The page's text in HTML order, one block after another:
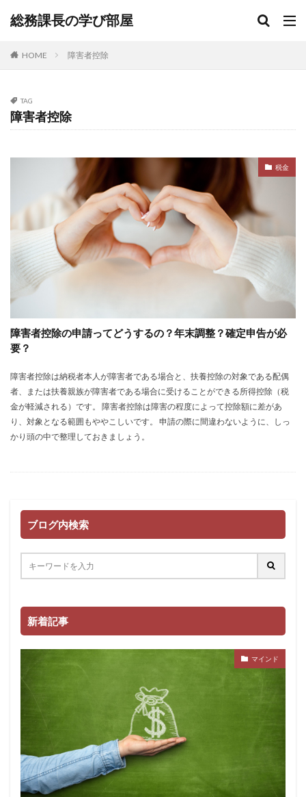
総務課長の学び部屋
HOME 障害者控除
TAG
障害者控除
税金
障害者控除の申請ってどうするの？年末調整？確定申告が必
要？
障害者控除は納税者本人が障害者である場合と、扶養控除の対象である配偶
者、または扶養親族が障害者である場合に受けることができる所得控除（税
金が軽減される）です。 障害者控除は障害の程度によって控除額に差があ
り、対象となる範囲もややこしいです。 申請の際に間違わないように、しっ
かり頭の中で整理しておきましょう。
ブログ内検索
新着記事
マインド